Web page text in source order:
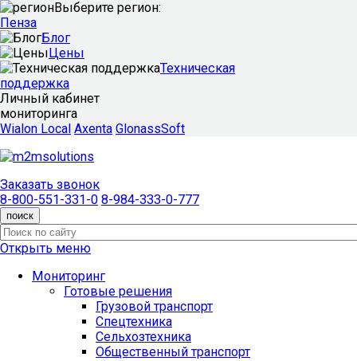
Выберите регион:
Пенза
Блог
Цены
Техническая
поддержка
Личный кабинет
мониторинга
Wialon Local Axenta GlonassSoft
Заказать звонок
8-800-551-331-0 8-984-333-0-777
поиск
Открыть меню
Мониторинг
Готовые решения
Грузовой транспорт
Спецтехника
Сельхозтехника
Общественный транспорт